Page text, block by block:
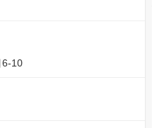
6-10